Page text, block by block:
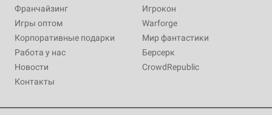
Франчайзинг
Игры оптом
Корпоративные подарки
Работа у нас
Новости
Контакты
Игрокон
Warforge
Мир фантастики
Берсерк
CrowdRepublic